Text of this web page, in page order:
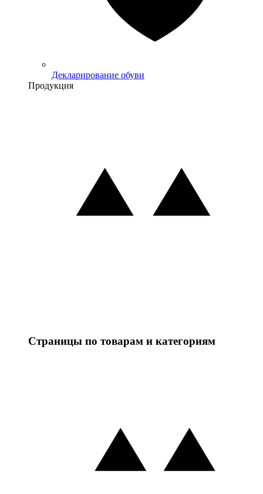
Декларирование обуви
Продукция
Страницы по товарам и категориям